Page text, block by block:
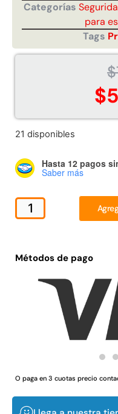
Categorías
para
Tags
$
$
21 disponibles
Hasta 12 pagos
Saber más
Métodos de pago
O paga en 3 cuotas precio
QplayGround
$4.507.990
Juego Modular 03
$5.987.128